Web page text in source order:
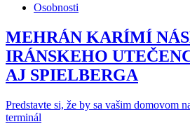
Osobnosti
MEHRÁN KARÍMÍ
IRÁNSKEHO
AJ SPIELBERGA
Predstavte si, že by sa vašim domovom
terminál